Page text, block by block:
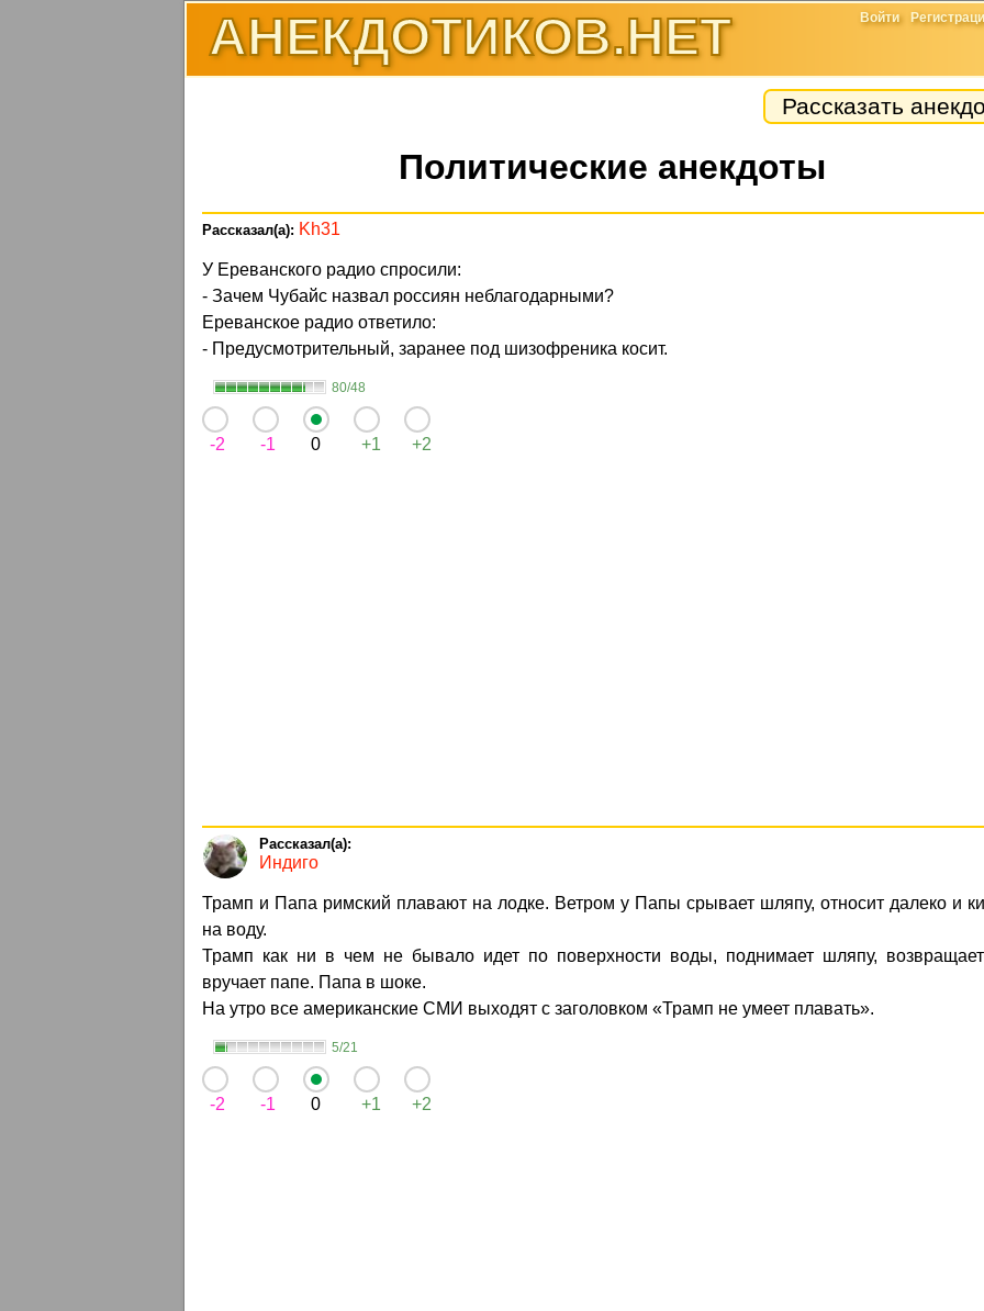
АНЕКДОТИКОВ.НЕТ Войти
Рассказать
Политические анекдоты
Kh31
У Ереванского радио спросили:
- Зачем Чубайс назвал россиян неблагодарными?
Ереванское радио ответило:
- Предусмотрительный, заранее под шизофреника косит.
80/48
-2 -1 0 +1 +2
Индиго
Трамп и Папа римский плавают на лодке. Ветром у Папы срывает шляпу, относит далеко и
на воду.
Трамп как ни в чем не бывало идет по поверхности воды, поднимает шляпу,
вручает папе. Папа в шоке.
На утро все американские СМИ выходят с заголовком «Трамп не умеет плавать».
5/21
-2 -1 0 +1 +2